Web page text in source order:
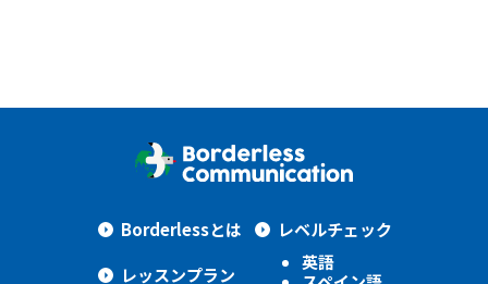
Borderlessとは
レッスンプラン
レベルチェック
英語